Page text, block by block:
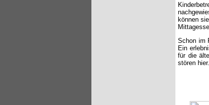
können
Schon im
Ein
für die
stören